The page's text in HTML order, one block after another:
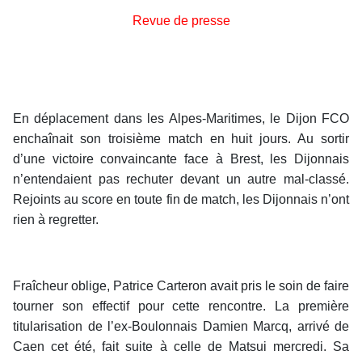
Revue de presse
En déplacement dans les Alpes-Maritimes, le Dijon FCO
enchaînait son troisième match en huit jours. Au sortir
d’une victoire convaincante face à Brest, les Dijonnais
n’entendaient pas rechuter devant un autre mal-classé.
Rejoints au score en toute fin de match, les Dijonnais n’ont
rien à regretter.
Fraîcheur oblige, Patrice Carteron avait pris le soin de faire
tourner son effectif pour cette rencontre. La première
titularisation de l’ex-Boulonnais Damien Marcq, arrivé de
Caen cet été, fait suite à celle de Matsui mercredi. Sa